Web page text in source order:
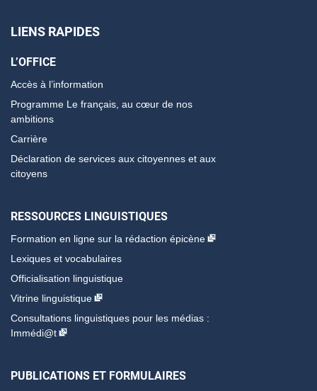
LIENS RAPIDES
L’OFFICE
Accès à l’information
Programme Le français, au cœur de nos
ambitions
Carrière
Déclaration de services aux citoyennes et aux
citoyens
RESSOURCES LINGUISTIQUES
Formation en ligne sur la rédaction épicène
Lexiques et vocabulaires
Officialisation linguistique
Vitrine linguistique
Consultations linguistiques pour les médias :
Immédi@t
PUBLICATIONS ET FORMULAIRES